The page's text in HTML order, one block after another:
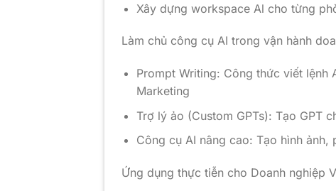
Xây dựng workspace Al cho từng
Làm chủ công cụ AI trong vận hành
Prompt Writing: Công thức viết lệnh
Marketing
Trợ lý ảo (Custom GPTs): Tạo GPT
Công cụ AI nâng cao: Tạo hình
Ứng dụng thực tiễn cho Doanh nghiệp